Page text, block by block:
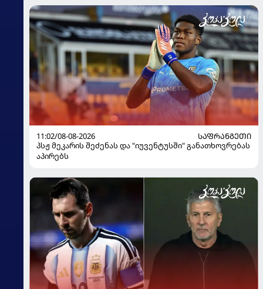
11:02/08-08-2026
ᲡᲐᲤᲠᲐᲜᲒᲔᲗᲘ
პსჟ მეკარის შეძენას და "იუვენტუსში" განათხოვრებას
აპირებს